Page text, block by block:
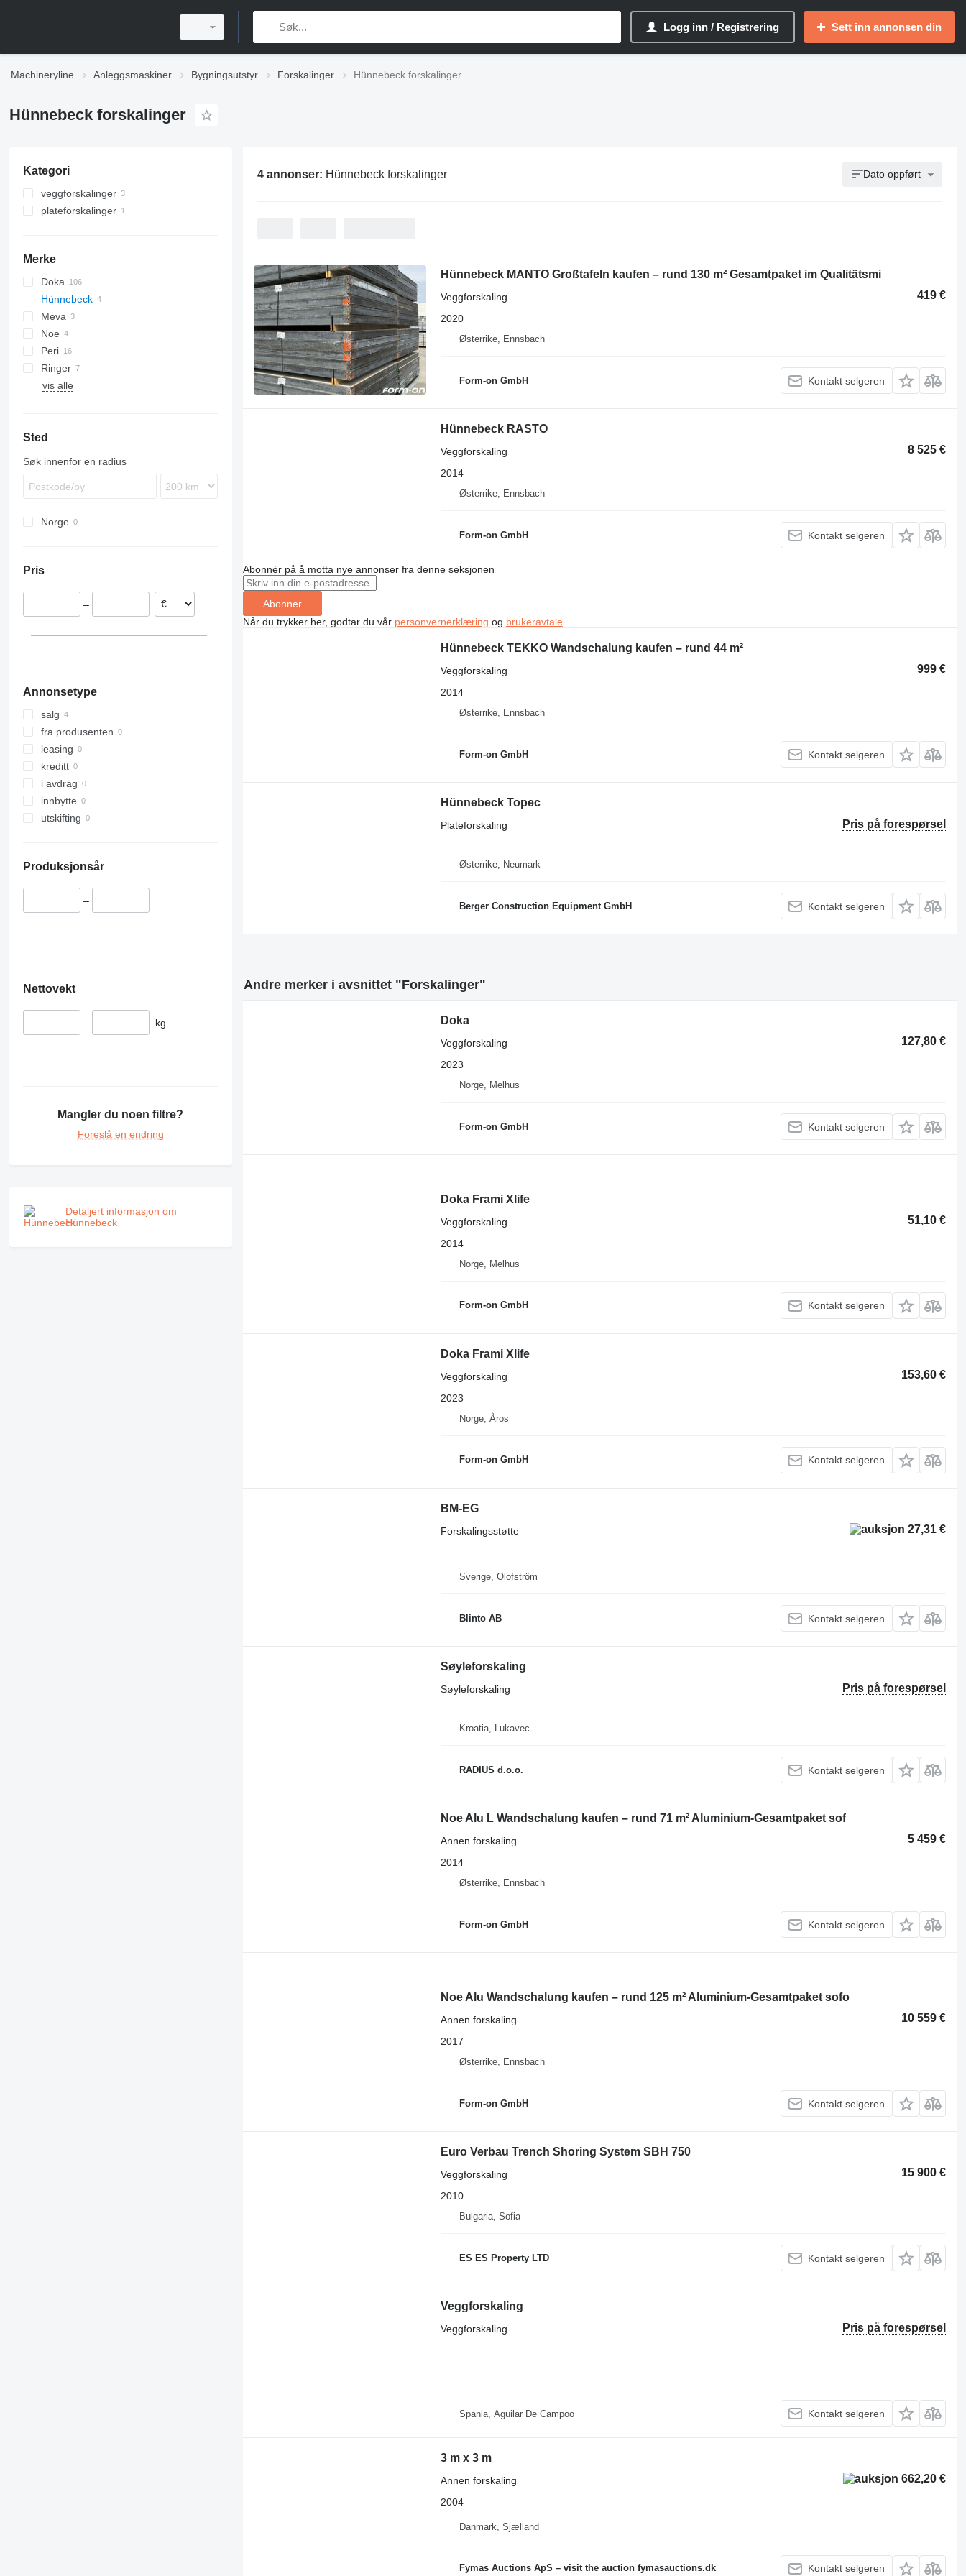
Logg inn / Registrering Sett inn annonsen din
Machineryline Anleggsmaskiner Bygningsutstyr Forskalinger Hünnebeck forskalinger
Hünnebeck forskalinger
Kategori
veggforskalinger
plateforskalinger
Merke
Doka
D-series
Framax
Frami
Hünnebeck
Meva
Noe
Peri
Ringer
vis alle
Sted
Søk innenfor en radius
Norge
Pris
–
Annonsetype
salg
fra produsenten
leasing
kreditt
i avdrag
innbytte
utskifting
Produksjonsår
–
Nettovekt
– kg
Mangler du noen filtre?
Foreslå en endring
Detaljert informasjon om
Hünnebeck
4 annonser: Hünnebeck forskalinger Dato oppført
Hünnebeck MANTO Großtafeln kaufen – rund 130 m² Gesamtpaket im Qualitätsmi
419 €
Veggforskaling
2020
Østerrike, Ennsbach
Form-on GmbH Kontakt selgeren
Hünnebeck RASTO
8 525 €
Veggforskaling
2014
Østerrike, Ennsbach
Form-on GmbH Kontakt selgeren
Abonnér på å motta nye annonser fra denne seksjonen
Abonner
Når du trykker her, godtar du vår personvernerklæring og brukeravtale
Hünnebeck TEKKO Wandschalung kaufen – rund 44 m²
999 €
Veggforskaling
2014
Østerrike, Ennsbach
Form-on GmbH Kontakt selgeren
Hünnebeck Topec
Pris på forespørsel
Plateforskaling
Østerrike, Neumark
Berger Construction Equipment GmbH Kontakt selgeren
Andre merker i avsnittet "Forskalinger"
Doka
127,80 €
Veggforskaling
2023
Norge, Melhus
Form-on GmbH Kontakt selgeren
Doka Frami Xlife
51,10 €
Veggforskaling
2014
Norge, Melhus
Form-on GmbH Kontakt selgeren
Doka Frami Xlife
153,60 €
Veggforskaling
2023
Norge, Åros
Form-on GmbH Kontakt selgeren
BM-EG
27,31 €
Forskalingsstøtte
Sverige, Olofström
Blinto AB Kontakt selgeren
Søyleforskaling
Pris på forespørsel
Søyleforskaling
Kroatia, Lukavec
RADIUS d.o.o. Kontakt selgeren
Noe Alu L Wandschalung kaufen – rund 71 m² Aluminium-Gesamtpaket sof
5 459 €
Annen forskaling
2014
Østerrike, Ennsbach
Form-on GmbH Kontakt selgeren
Noe Alu Wandschalung kaufen – rund 125 m² Aluminium-Gesamtpaket sofo
10 559 €
Annen forskaling
2017
Østerrike, Ennsbach
Form-on GmbH Kontakt selgeren
Euro Verbau Trench Shoring System SBH 750
15 900 €
Veggforskaling
2010
Bulgaria, Sofia
ES ES Property LTD Kontakt selgeren
Veggforskaling
Pris på forespørsel
Veggforskaling
Spania, Aguilar De Campoo Kontakt selgeren
3 m x 3 m
662,20 €
Annen forskaling
2004
Danmark, Sjælland
Fymas Auctions ApS – visit the auction fymasauctions.dk Kontakt selgeren